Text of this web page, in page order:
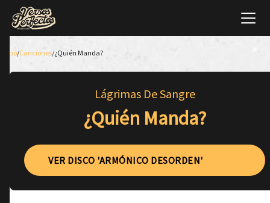
Inicio/Canciones/¿Quién Manda?
Lágrimas De Sangre
¿Quién Manda?
VER DISCO 'ARMÓNICO DESORDEN'